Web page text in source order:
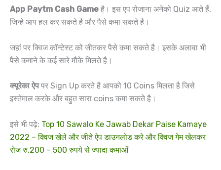
App Paytm Cash Game है। इस एप रोजाना अनेको Quiz आते हैं,
जिन्हे आप हल कर सकते है और पैसे कमा सकते है।
जहां पर क्विज कॉन्टेस्ट को जीतकर पैसे कमा सकते है। इसके अलावा भी
पैसे कमाने के कई सारे मौके मिलते है।
क्यूरेका ऐपपर Sign Up करते है आपको 10 Coins मिलता है जिसे
इस्तेमाल करके और बहुत सारा coins कमा सकते है।
इसे भी पढ़े: Top 10 Sawalo Ke Jawab Dekar Paise Kamaye
2022 – क्विज खेले और जीते ऐप डाउनलोड करे और क्विज गेम खेलकर
रोज रु.200 – 500 रुपये से ज्यादा कमाओं